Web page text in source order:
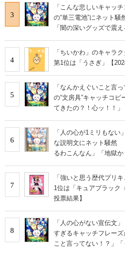
3
「こんな悲しいキャッ
の“単三電池”にネット
「闇の深いグッズで震
4
「ちいかわ」のキャラ
第1位は「うさぎ」【
5
「なんかえぐいこと言
の“文房具”キャッチコ
てきたの？！心ッ！！」
6
「人の心が1ミリもな
な説明文にネット騒然
るわこんなん」「地獄か
7
「強いと思う歴代プリ
1位は「キュアブラック
投票結果】
8
「人の心がない宣伝文
すぎるキャッチフレー
こと言ってない！？」